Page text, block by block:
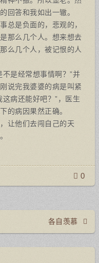
回答和我如出一辙。
总是负面的，悲观的，
那么几个人。想来想去
么几个人，被记恨的人
是经常想事情啊？”并
说完我婆婆的病是叫紧
病还能好吧？”，医生
的病因果然正确。
让他们去闯自己的天
0
各自羡慕